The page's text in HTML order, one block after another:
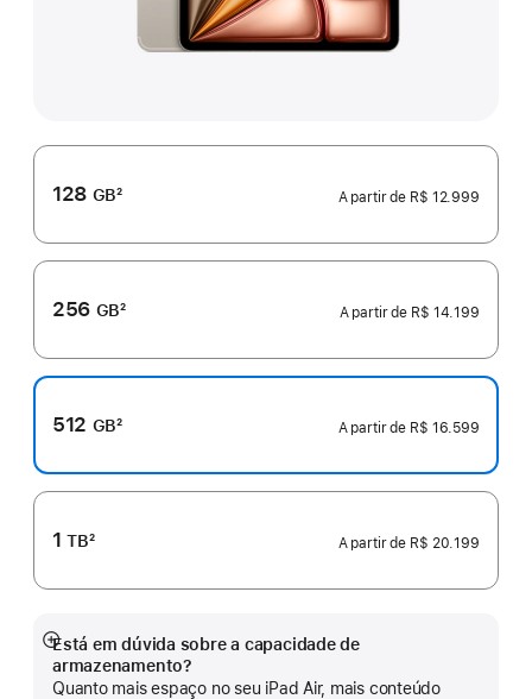
128 GB
rodapé
2 A partir de R$ 12.999
256 GB
rodapé
2 A partir de R$ 14.199
512 GB
rodapé
2 A partir de R$ 16.599
1TB2 A partir de R$ 20.199
Está em dúvida sobre a capacidade de
armazenamento?
Quanto mais espaço no seu iPad Air, mais conteúdo
Mostrar
mais